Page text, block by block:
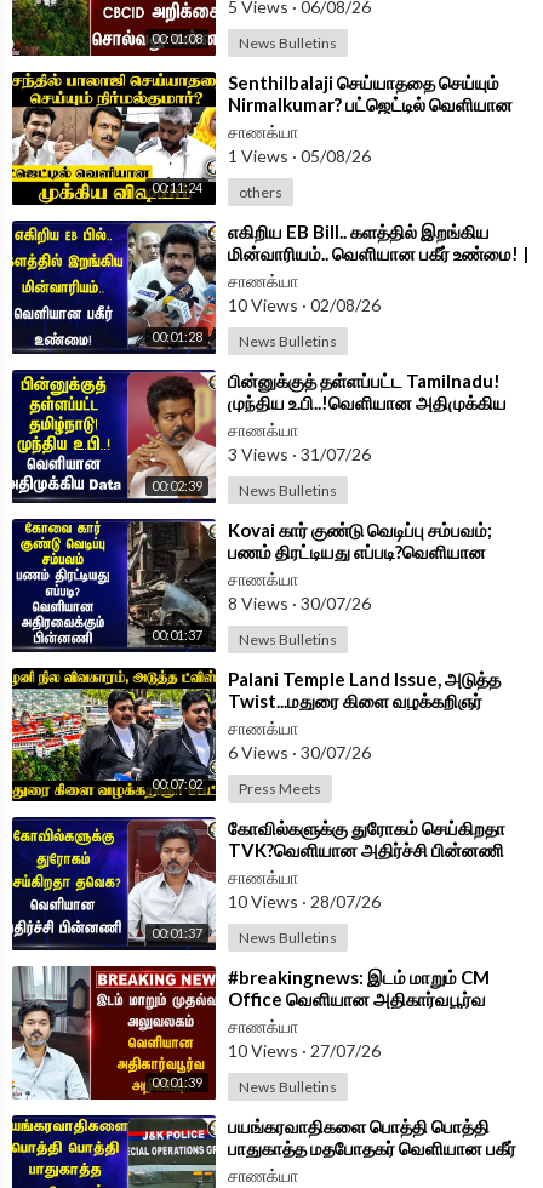
Android App -https://play.google.com/store/....apps/details?id=
com.
00:01:08
5 Views · 06/08/26
News Bulletins
00:11:24
⁣Senthilbalaji செய்யாததை செய்யும்
Nirmalkumar? பட்ஜெட்டில் வெளியான
முக்கிய விஷயம் | TN Assembly 2026
சாணக்யா
1 Views · 05/08/26
others
00:01:28
⁣எகிறிய EB Bill.. களத்தில் இறங்கிய
மின்வாரியம்.. வெளியான பகீர் உண்மை! |
CTR NirmalKumar
சாணக்யா
10 Views · 02/08/26
News Bulletins
00:02:39
⁣பின்னுக்குத் தள்ளப்பட்ட Tamilnadu!
முந்திய உ.பி..!வெளியான அதிமுக்கிய
Data | TVK Govt
சாணக்யா
3 Views · 31/07/26
News Bulletins
00:01:37
⁣Kovai கார் குண்டு வெடிப்பு சம்பவம்;
பணம் திரட்டியது எப்படி?வெளியான
அதிரவைக்கும் பின்னணி
சாணக்யா
8 Views · 30/07/26
News Bulletins
00:07:02
⁣Palani Temple Land Issue, அடுத்த
Twist...மதுரை கிளை வழக்கறிஞர்
பேட்டி...Advocate Pressmeet
சாணக்யா
6 Views · 30/07/26
Press Meets
00:01:37
⁣கோவில்களுக்கு துரோகம் செய்கிறதா
TVK?வெளியான அதிர்ச்சி பின்னணி
சாணக்யா
10 Views · 28/07/26
News Bulletins
00:01:39
⁣#breakingnews: இடம் மாறும் CM
Office வெளியான அதிகார்வபூர்வ
அறிவிப்பு!! | TN Govt | TVK
சாணக்யா
10 Views · 27/07/26
News Bulletins
⁣பயங்கரவாதிகளை பொத்தி பொத்தி
பாதுகாத்த மதபோதகர் வெளியான பகீர்
பின்னணி | Jammu Kashmir
சாணக்யா